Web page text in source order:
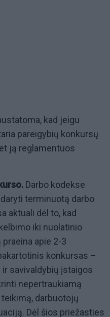
kad jeigu
pareigybių konkursų
ją reglamentuos
Darbo kodekse
terminuotą darbo
aktuali dėl to, kad
iki nuolatinio
apie 2-3
konkursas –
ir savivaldybių įstaigos
nepertraukiamą
darbuotojų
Dėl šios priežasties